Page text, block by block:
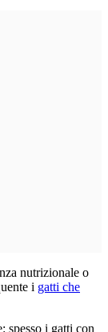
nutrizionale o
i gatti che
spesso i gatti con